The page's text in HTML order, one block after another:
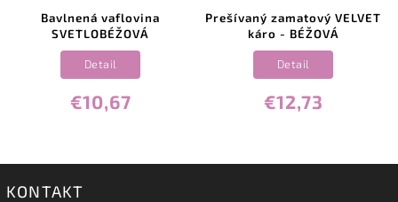
Bavlnená vaflovina
SVETLOBÉŽOVÁ
€10,67
Detail
Prešívaný zamatový VELVET
káro - BÉŽOVÁ
€12,73
Detail
KONTAKT